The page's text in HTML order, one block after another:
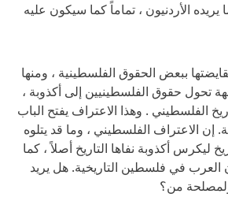
الأردنيون ، تماماً كما سيكون عليه
ببعض الحقوق الفلسطينية ، ومنها
حقوق الفلسطينيين إلى أكذوبة ،
الفلسطيني . وهذا الاعتراف يفتح الباب
الاعتراف الفلسطيني ، وما قد يتلوه
ليكرس أكذوبة نفاها التاريخ أصلاً ، كما
في فلسطين التاريخية. هل يريد
فعلاً ولمصلحة من؟